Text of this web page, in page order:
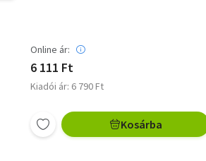
Online ár:
6 111 Ft
Kiadói ár: 6 790 Ft
Kosárba